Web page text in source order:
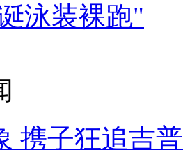
泳装裸跑"
携子狂追吉